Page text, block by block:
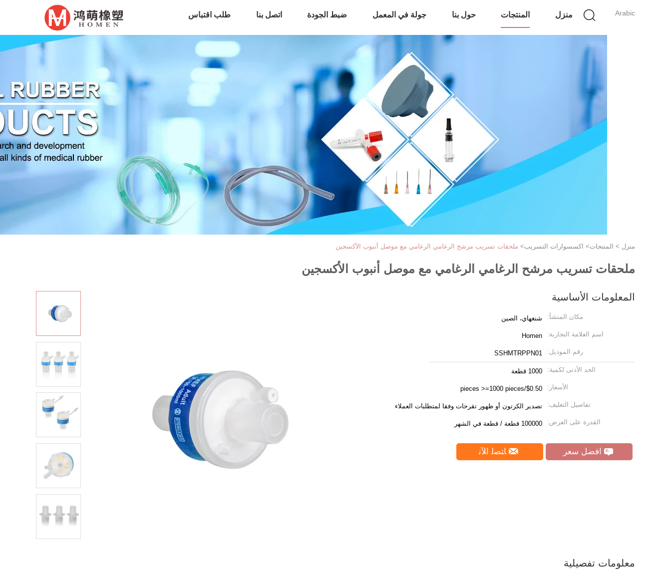
Arabic منزل المنتجات حول بنا جولة في المعمل ضبط الجودة اتصل بنا طلب اقتباس
منزل > المنتجات> اكسسوارات التسريب> ملحقات تسريب مرشح الرغامي الرغامي مع موصل أنبوب الأكسجين
ملحقات تسريب مرشح الرغامي الرغامي مع موصل أنبوب الأكسجين
المعلومات الأساسية
مكان المنشأ: شنغهاي، الصين
اسم العلامة التجارية: Homen
رقم الموديل: SSHMTRPPN01
الحد الأدنى لكمية: 1000 قطعة
الأسعار: $0.50/pieces >=1000 pieces
تفاصيل التغليف: تصدير الكرتون أو ظهور تقرحات وفقا لمتطلبات العملاء
القدرة على العرض: 100000 قطعة / قطعة في الشهر
افضل سعر ﺎﺘﺼﻟ ﺍﻶﻧ
معلومات تفصيلية